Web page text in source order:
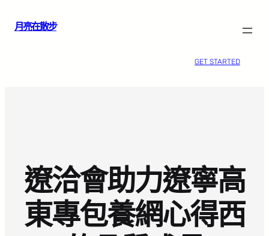
月亮在散步
GET STARTED
遼洽會助力遼寧高
東專包養網心得西